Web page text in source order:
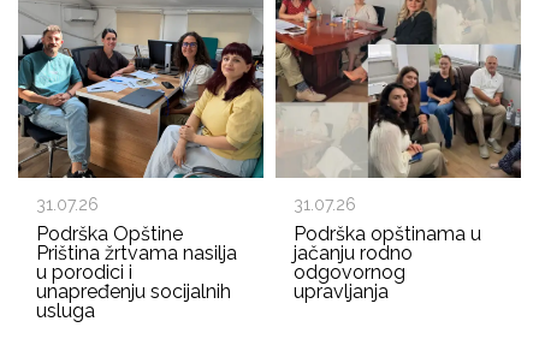
31.07.26
Podrška Opštine
Priština žrtvama nasilja
u porodici i
unapređenju socijalnih
usluga
31.07.26
Podrška opštinama u
jačanju rodno
odgovornog
upravljanja